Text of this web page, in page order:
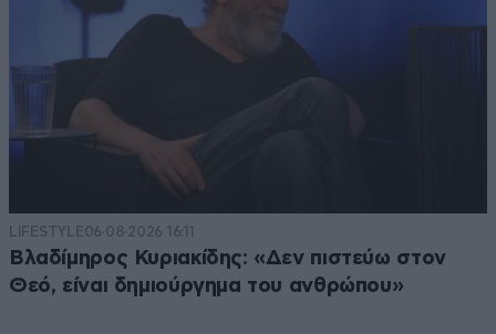
LIFESTYLE06·08·2026 16:11
Βλαδίμηρος Κυριακίδης: «Δεν πιστεύω στον
Θεό, είναι δημιούργημα του ανθρώπου»